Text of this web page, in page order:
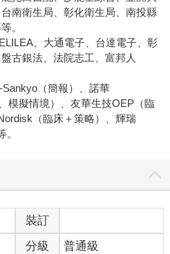
南衛生局、彰化衛生局、南投縣
。
、大通電子、台達電子、彰
古銀法、法院志工、富邦人
（簡報）、諾華
模擬情境）、友華生技OEP（臨
（臨床＋策略）、輝瑞
裝訂
分級 普通級